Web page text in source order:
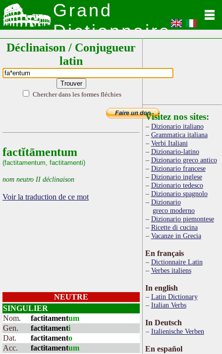
Grand
Dictionnaire
Latin
Déclinaison / Conjugueur
latin
Chercher dans les formes fléchies
factĭtāmentum
(factitamentum, factitamenti)
nom neutro II déclinaison
Voir la traduction de ce mot
NEUTRE
SINGULIER
Nom.
factitamentum
Gen.
factitamenti
Dat.
factitamento
Acc.
factitamentum
Visitez nos sites:
Dizionario italiano
Grammatica italiana
Verbi Italiani
Dizionario-latino
Dizionario greco antico
Dizionario francese
Dizionario inglese
Dizionario tedesco
Dizionario spagnolo
Dizionario
greco moderno
Dizionario piemontese
Ricette di cucina
Vacanze in Grecia
En français
Dictionnaire Latin
Verbes italiens
In english
Latin Dictionary
Italian Verbs
In Deutsch
Italienische Verben
En español